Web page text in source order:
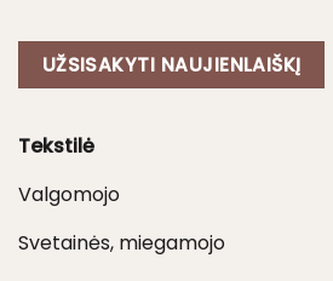
UŽSISAKYTI NAUJIENLAIŠKĮ
Tekstilė
Valgomojo
Svetainės, miegamojo